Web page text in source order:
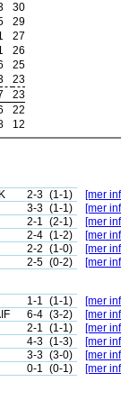
30
29
27
26
25
23
23
22
12
2-3 (1-1)
[mer
3-3 (1-1)
[mer
2-1 (2-1)
[mer
2-4 (1-2)
[mer
2-2 (1-0)
[mer
2-5 (0-2) [mer
1-1 (1-1)
[mer
6-4 (3-2)
[mer
2-1 (1-1)
[mer
4-3 (1-3)
[mer
3-3 (3-0)
[mer
0-1 (0-1) [mer